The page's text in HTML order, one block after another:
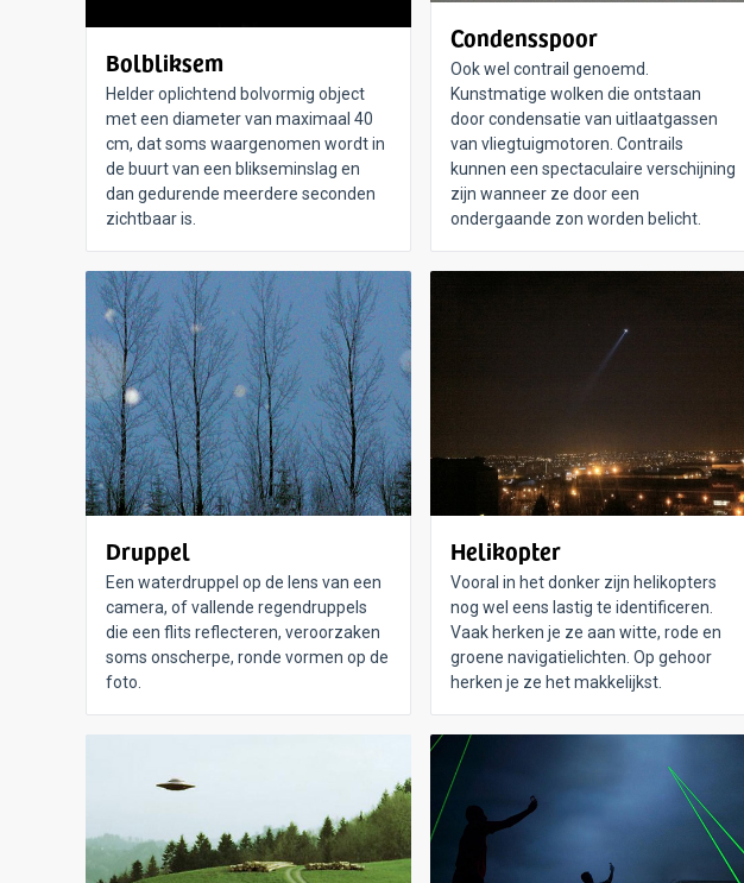
Bolbliksem
Helder oplichtend bolvormig object
met een diameter van maximaal 40
cm, dat soms waargenomen wordt in
de buurt van een blikseminslag en
dan gedurende meerdere seconden
zichtbaar is.
Druppel
Een waterdruppel op de lens van een
camera, of vallende regendruppels
die een flits reflecteren, veroorzaken
soms onscherpe, ronde vormen op de
foto.
Condensspoor
Ook wel contrail genoemd.
Kunstmatige wolken die ontstaan
door condensatie van uitlaatgassen
van vliegtuigmotoren. Contrails
kunnen een spectaculaire verschijning
zijn wanneer ze door een
ondergaande zon worden belicht.
Helikopter
Vooral in het donker zijn helikopters
nog wel eens lastig te identificeren.
Vaak herken je ze aan witte, rode en
groene navigatielichten. Op gehoor
herken je ze het makkelijkst.